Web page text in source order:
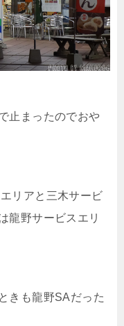
止まったのでおや
リアと三木サービ
龍野サービスエリ
きも龍野SAだった